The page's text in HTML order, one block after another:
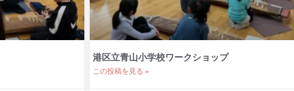
港区立青山小学校ワークショップ
この投稿を見る »